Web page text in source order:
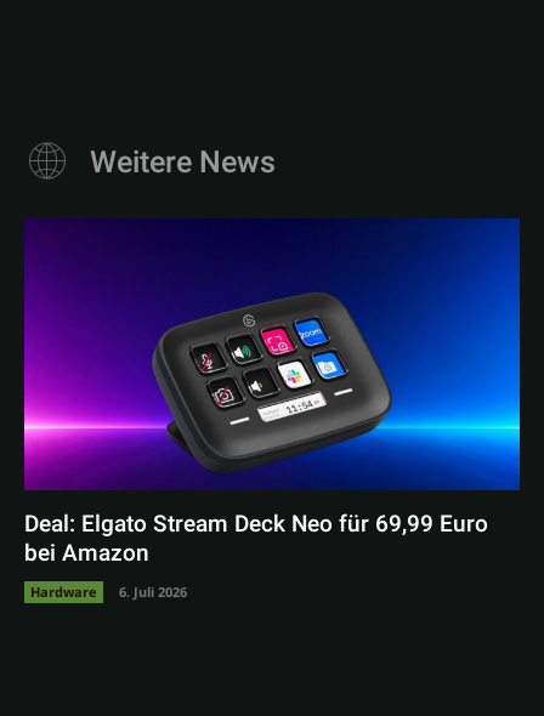
Weitere News
Deal: Elgato Stream Deck Neo für 69,99 Euro
bei Amazon
Hardware 6. Juli 2026